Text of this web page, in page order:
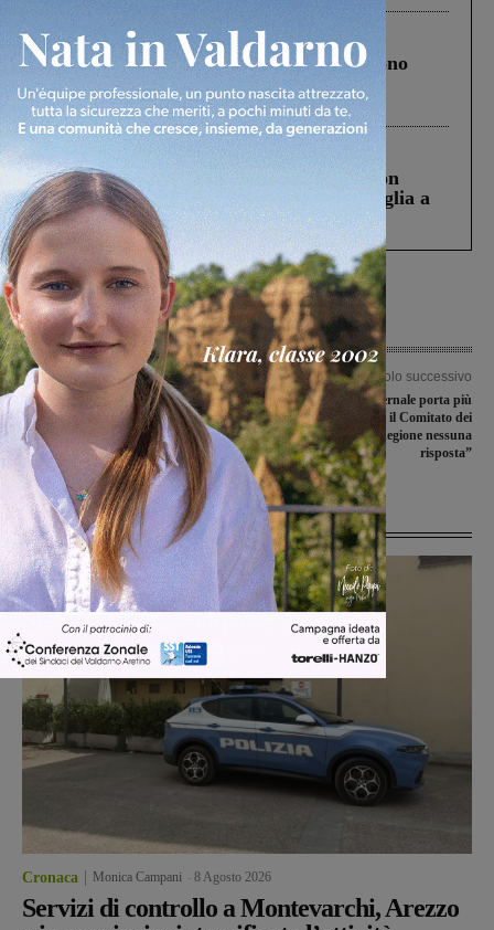
Cronaca 4 Agosto 2026
Un anno fa la strage in A1 in cui morirono
Gianni, Giulia e Franco. Lo schianto, il
processo, lo stop ai sorpassi fra tir....
Cronaca 3 Agosto 2026
Scomparso da una struttura di Castiglion
Fiorentino l’uomo che aveva ucciso la figlia a
Levane nel 2020
Articolo precedente
La Castelnuovese torna a sorridere,
giornata negativa per Terranuova
Traiana e Arno Castiglioni Laterina
Articolo successivo
Il nuovo orario invernale porta più
AV in Direttissima, il Comitato dei
Pendolari: “Dalla Regione nessuna
risposta”
Ultime Notizie
Cronaca Monica Campani 8 Agosto 2026
Servizi di controllo a Montevarchi, Arezzo